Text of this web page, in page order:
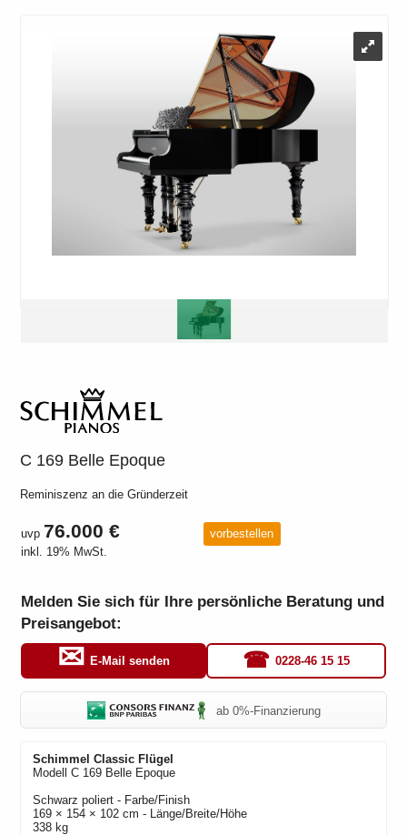
C 169 Belle Epoque
Reminiszenz an die Gründerzeit
uvp 76.000 €
inkl. 19% MwSt.
vorbestellen
Melden Sie sich für Ihre persönliche Beratung und
Preisangebot:
E-Mail senden 0228-46 15 15
ab 0%-Finanzierung
Schimmel Classic Flügel
Modell
C 169 Belle Epoque
Schwarz poliert - Farbe/Finish
169 × 154 × 102 cm - Länge/Breite/Höhe
338 kg